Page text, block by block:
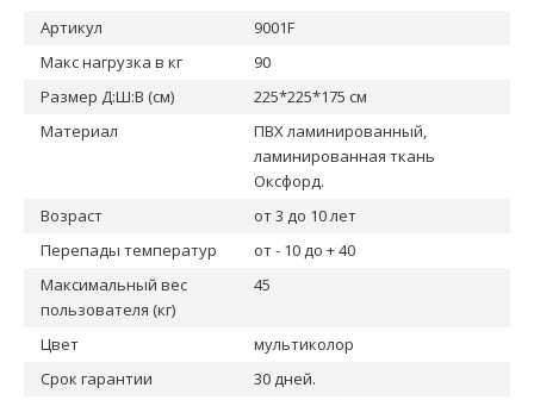
Артикул
9001F
Макс нагрузка в кг
90
Размер Д:Ш:В (см)
225*225*175 cм
Материал
ПВХ ламинированный,
ламинированная ткань
Оксфорд.
Возраст
от 3 до 10 лет
Перепады температур
от - 10 до + 40
Максимальный вес
пользователя (кг)
45
Цвет
мультиколор
Срок гарантии
30 дней.